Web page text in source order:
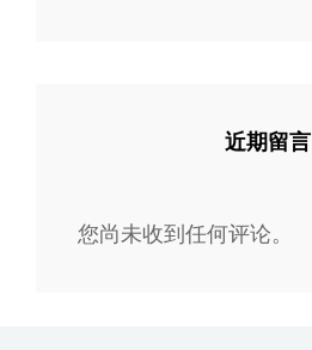
近期留言
您尚未收到任何评论。